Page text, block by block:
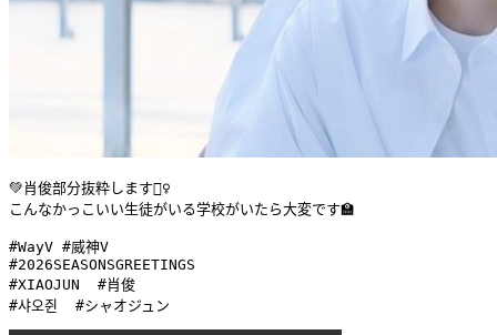
💚肖俊部分抜粋します🙇‍♀️
こんなかっこいい生徒がいる学校がいたら大変です🏫
#WayV #威神V
#2026SEASONSGREETINGS
#XIAOJUN  #肖俊
#샤오쥔  #シャオジュン